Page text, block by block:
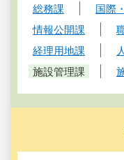
総務課 国際
情報公開課
経理用地課
施設管理課